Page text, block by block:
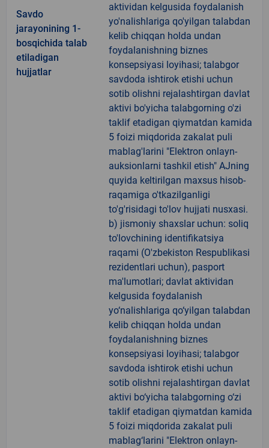
Savdo
jarayonining 1-
bosqichida talab
etiladigan
hujjatlar
aktividan kelgusida foydalanish
yo'nalishlariga qo'yilgan talabdan
kelib chiqqan holda undan
foydalanishning biznes
konsepsiyasi loyihasi; talabgor
savdoda ishtirok etishi uchun
sotib olishni rejalashtirgan davlat
aktivi bo'yicha talabgorning o'zi
taklif etadigan qiymatdan kamida
5 foizi miqdorida zakalat puli
mablag'larini "Elektron onlayn-
auksionlarni tashkil etish" AJning
quyida keltirilgan maxsus hisob-
raqamiga o'tkazilganligi
to'g'risidagi to'lov hujjati nusxasi.
b) jismoniy shaxslar uchun: soliq
to'lovchining identifikatsiya
raqami (O'zbekiston Respublikasi
rezidentlari uchun), pasport
ma'lumotlari; davlat aktividan
kelgusida foydalanish
yo‘nalishlariga qo‘yilgan talabdan
kelib chiqqan holda undan
foydalanishning biznes
konsepsiyasi loyihasi; talabgor
savdoda ishtirok etishi uchun
sotib olishni rejalashtirgan davlat
aktivi bo‘yicha talabgorning o‘zi
taklif etadigan qiymatdan kamida
5 foizi miqdorida zakalat puli
mablag‘larini "Elektron onlayn-